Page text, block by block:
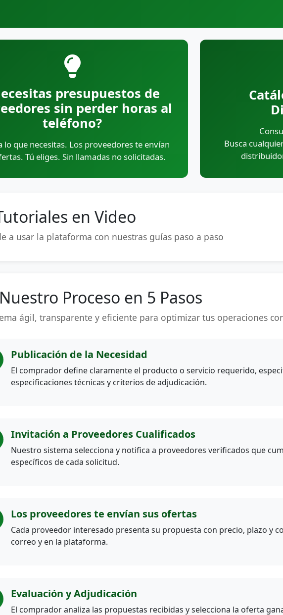
presupuestos de
sin perder horas al
teléfono?
lo que necesitas. Los proveedores te envían
Tú eliges. Sin llamadas no solicitadas.
Busca
en Video
a usar la plataforma con nuestras guías paso a paso
Proceso en 5 Pasos
ágil, transparente y eficiente para optimizar tus operaciones
Publicación de la Necesidad
El comprador define claramente el producto o servicio requerido,
especificaciones técnicas y criterios de adjudicación.
Invitación a Proveedores Cualificados
Nuestro sistema selecciona y notifica a proveedores verificados que
específicos de cada solicitud.
Los proveedores te envían sus ofertas
Cada proveedor interesado presenta su propuesta con precio, plazo y
correo y en la plataforma.
Evaluación y Adjudicación
El comprador analiza las propuestas recibidas y selecciona la oferta